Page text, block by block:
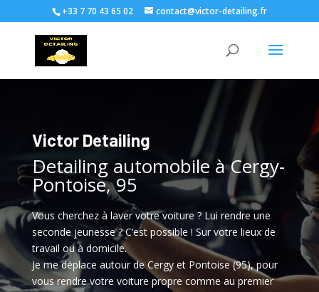
+33 7 70 43 65 02 contact@victor-detailing.fr
Victor Detailing
Detailing automobile à Cergy-
Pontoise, 95
Vous cherchez à laver votre voiture ? Lui rendre une
seconde jeunesse ? C’est possible ! Sur votre lieux de
travail ou à domicile.
Je me déplace autour de Cergy et Pontoise (95), pour
vous rendre votre voiture propre comme au premier